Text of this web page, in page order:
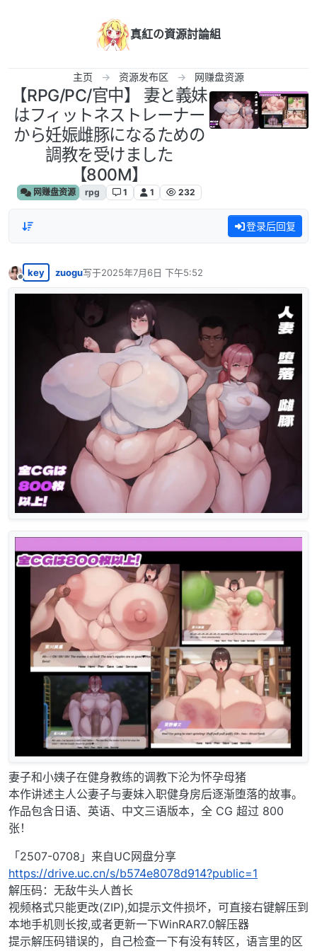
真紅の資源討論組
主页 资源发布区 网赚盘资源
【RPG/PC/官中】 妻と義妹
はフィットネストレーナー
から妊娠雌豚になるための
調教を受けました
【800M】
网赚盘资源 rpg 1 1 232
登录后回复
离线
key zuogu写于2025年7月6日 下午5:52
最后由 编辑
妻子和小姨子在健身教练的调教下沦为怀孕母猪
本作讲述主人公妻子与妻妹入职健身房后逐渐堕落的故事。
作品包含日语、英语、中文三语版本，全 CG 超过 800
张！
「2507-0708」来自UC网盘分享
https://drive.uc.cn/s/b574e8078d914?public=1
解压码：无敌牛头人酋长
视频格式只能更改(ZIP),如提示文件损坏，可直接右键解压到
本地手机则长按,或者更新一下WinRAR7.0解压器
提示解压码错误的，自己检查一下有没有转区，语言里的区